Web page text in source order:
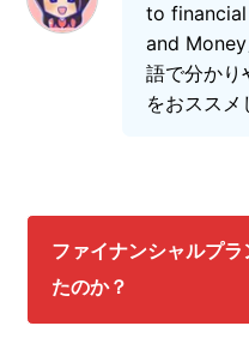
to
and Money
語で分かり
をおススメ
ファイナンシャルプ
たのか？